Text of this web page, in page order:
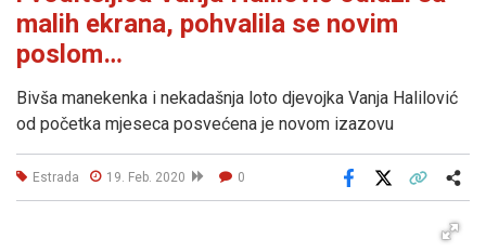
malih ekrana, pohvalila se novim
poslom…
Bivša manekenka i nekadašnja loto djevojka Vanja Halilović
od početka mjeseca posvećena je novom izazovu
Estrada 19. Feb. 2020 0
Facebook